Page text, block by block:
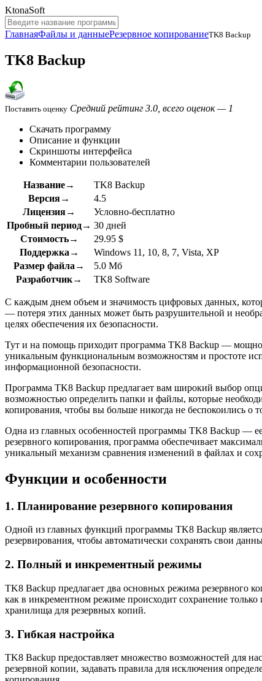
KtonaSoft
ГлавнаяФайлы и данныеРезервное копированиеTK8 Backup
TK8 Backup
Поставить оценку Средний рейтинг 3.0, всего оценок — 1
Скачать программу
Описание и функции
Скриншоты интерфейса
Комментарии пользователей
Название→
TK8 Backup
Версия→
4.5
Лицензия→
Условно-бесплатно
Пробный период→ 30 дней
Стоимость→
29.95 $
Поддержка→
Windows 11, 10, 8, 7, Vista, XP
Размер файла→
5.0 Мб
Разработчик→
TK8 Software
С каждым днем объем и значимость цифровых данных,
— потеря этих данных может быть разрушительной и
целях обеспечения их безопасности.
Тут и на помощь приходит программа TK8 Backup —
уникальным функциональным возможностям и простоте
информационной безопасности.
Программа TK8 Backup предлагает вам широкий выбор
возможностью определить папки и файлы, которые
копирования, чтобы вы больше никогда не беспокоились о
Одна из главных особенностей программы TK8 Backup —
резервного копирования, программа обеспечивает
уникальный механизм сравнения изменений в файлах и
Функции и особенности
1. Планирование резервного копирования
Одной из главных функций программы TK8 Backup
резервирования, чтобы автоматически сохранять свои
2. Полный и инкрементный режимы
TK8 Backup предлагает два основных режима
как в инкрементном режиме происходит сохранение
хранилища для резервных копий.
3. Гибкая настройка
TK8 Backup предоставляет множество возможностей для
резервной копии, задавать правила для исключения